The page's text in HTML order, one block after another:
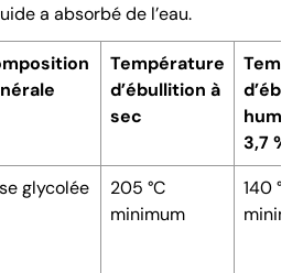
a absorbé de l’eau.
Température
d’ébullition à
sec
3,7 %
glycolée
205 °C
minimum
140 °C